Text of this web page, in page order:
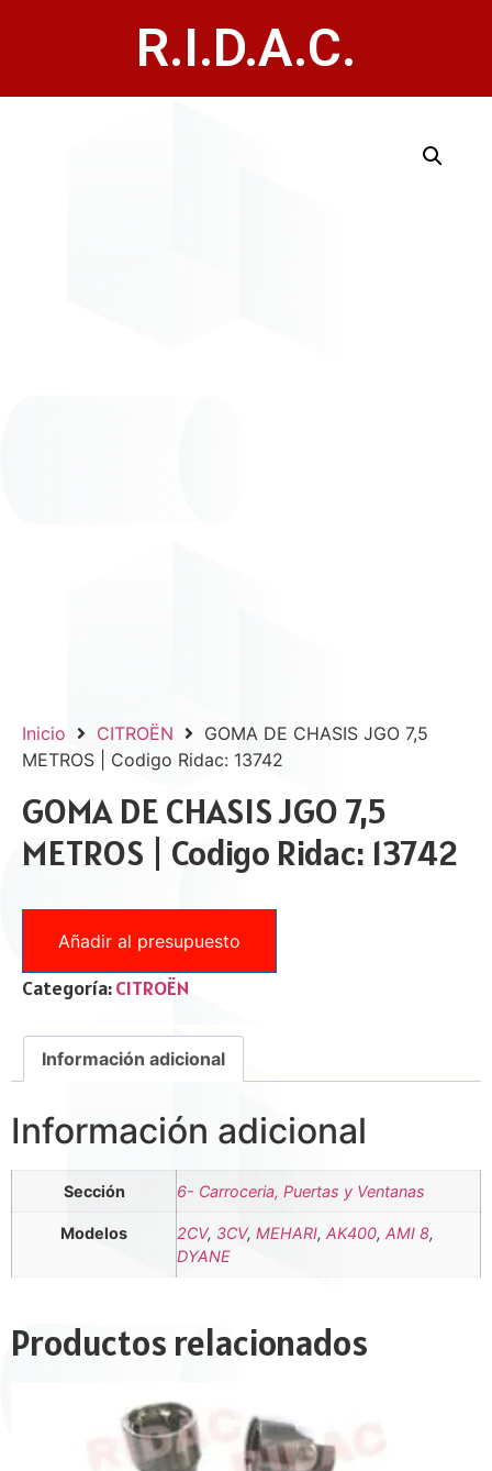
R.I.D.A.C.
Inicio CITROËN
GOMA DE CHASIS JGO 7,5
METROS | Codigo Ridac: 13742
GOMA DE CHASIS JGO 7,5
METROS | Codigo Ridac: 13742
Añadir al presupuesto
Categoría:CITROËN
Información adicional
Información adicional
Sección 6- Carroceria, Puertas y Ventanas
Modelos 2CV, 3CV, MEHARI, AK400, AMI 8,
DYANE
Productos relacionados